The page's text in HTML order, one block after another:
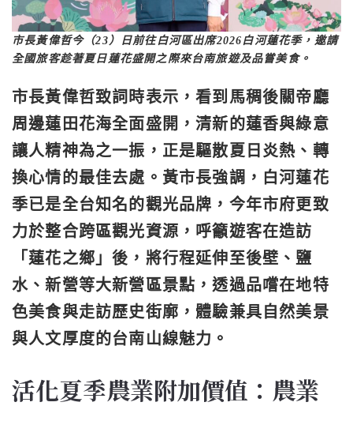
市長黃偉哲今（23）日前往白河區出席2026白河蓮花季，邀請
全國旅客趁著夏日蓮花盛開之際來台南旅遊及品嘗美食。
市長黃偉哲致詞時表示，看到馬稠後關帝廳
周邊蓮田花海全面盛開，清新的蓮香與綠意
讓人精神為之一振，正是驅散夏日炎熱、轉
換心情的最佳去處。黃市長強調，白河蓮花
季已是全台知名的觀光品牌，今年市府更致
力於整合跨區觀光資源，呼籲遊客在造訪
「蓮花之鄉」後，將行程延伸至後壁、鹽
水、新營等大新營區景點，透過品嚐在地特
色美食與走訪歷史街廓，體驗兼具自然美景
與人文厚度的台南山線魅力。
活化夏季農業附加價值：農業